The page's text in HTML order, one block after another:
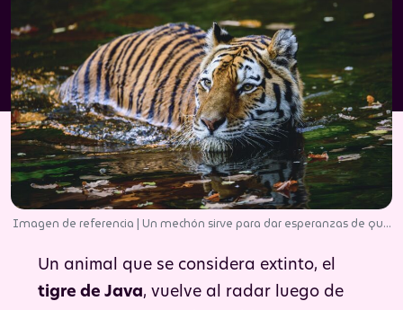
Imagen de referencia | Un mechón sirve para dar esperanzas de que
Un animal que se considera extinto, el
tigre de Java, vuelve al radar luego de